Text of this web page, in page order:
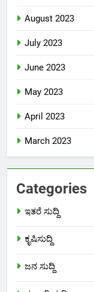
August 2023
July 2023
June 2023
May 2023
April 2023
March 2023
Categories
ಇತರೆ ಸುದ್ದಿ
ಕೃಷಿಸುದ್ದಿ
ಜನ ಸುದ್ದಿ